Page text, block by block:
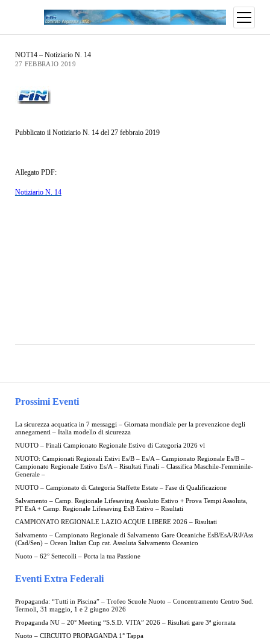
Prossimi Eventi
La sicurezza acquatica in 7 messaggi – Giornata mondiale per la prevenzione degli
annegamenti – Italia modello di sicurezza
NUOTO – Finali Campionato Regionale Estivo di Categoria 2026 vl
NUOTO: Campionati Regionali Estivi Es/B – Es/A – Campionato Regionale Es/B –
Campionato Regionale Estivo Es/A – Risultati Finali – Classifica Maschile-Femminile-
Generale –
NUOTO – Campionato di Categoria Staffette Estate – Fase di Qualificazione
Salvamento – Camp. Regionale Lifesaving Assoluto Estivo + Prova Tempi Assoluta,
PT EsA + Camp. Regionale Lifesaving EsB Estivo – Risultati
CAMPIONATO REGIONALE LAZIO ACQUE LIBERE 2026 – Risultati
Salvamento – Campionato Regionale di Salvamento Gare Oceaniche EsB/EsA/R/J/Ass
(Cad/Sen) – Ocean Italian Cup cat. Assoluta Salvamento Oceanico
Nuoto – 62° Settecolli – Porta la tua Passione
Eventi Extra Federali
Propaganda: “Tutti in Piscina” – Trofeo Scuole Nuoto – Concentramento Centro Sud.
Termoli, 31 maggio, 1 e 2 giugno 2026
Propaganda NU – 20° Meeting “S.S.D. VITA” 2026 – Risultati gare 3ª giornata
Nuoto – CIRCUITO PROPAGANDA 1° Tappa
NOT14 – Notiziario N. 14
27 FEBBRAIO 2019
Pubblicato il Notiziario N. 14 del 27 febbraio 2019
Allegato PDF:
Notiziario N. 14